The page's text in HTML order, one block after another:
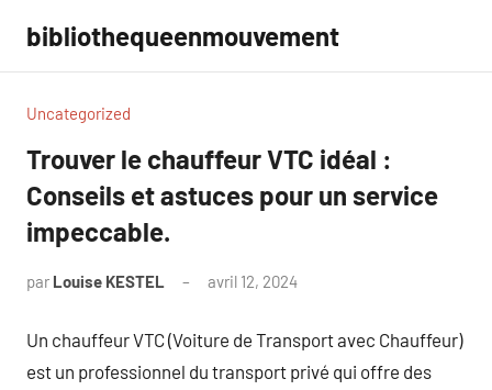
contenu
bibliothequeenmouvement
Uncategorized
Trouver le chauffeur VTC idéal :
Conseils et astuces pour un service
impeccable.
par Louise KESTEL avril 12, 2024
Un chauffeur VTC (Voiture de Transport avec Chauffeur)
est un professionnel du transport privé qui offre des